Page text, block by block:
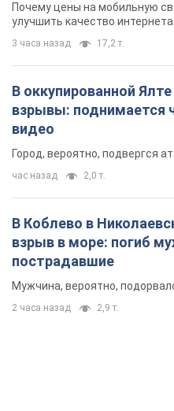
час назад 2,0 т.
В Коблево в
взрыв в море: погиб
пострадавшие
Мужчина, вероятно,
2 часа назад 2,9 т.